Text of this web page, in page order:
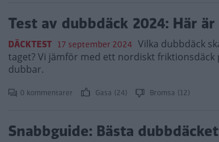
Test av dubbdäck 2024: Här
DÄCKTEST 17 september 2024 Vilka dubbdäck
taget? Vi jämför med ett nordiskt
dubbar.
0 kommentarer Gasa (24) Bromsa (12)
Snabbguide: Bästa